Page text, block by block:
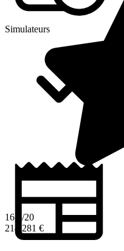
Simulateurs
16,6/20
214 281 €